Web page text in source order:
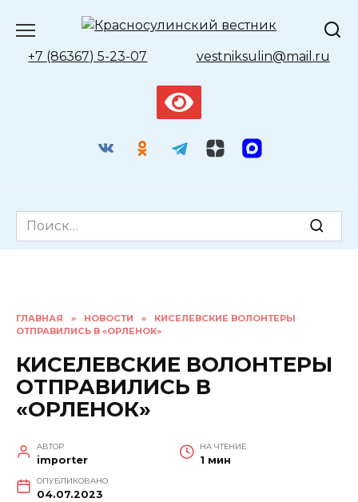
содержанию
+7 (86367) 5-23-07 vestniksulin@mail.ru
Search
for:
ГЛАВНАЯ » НОВОСТИ »
КИСЕЛЕВСКИЕ ВОЛОНТЕРЫ
ОТПРАВИЛИСЬ В «ОРЛЕНОК»
КИСЕЛЕВСКИЕ ВОЛОНТЕРЫ
ОТПРАВИЛИСЬ В
«ОРЛЕНОК»
АВТОР
importer
НА ЧТЕНИЕ
1 мин
ОПУБЛИКОВАНО
04.07.2023